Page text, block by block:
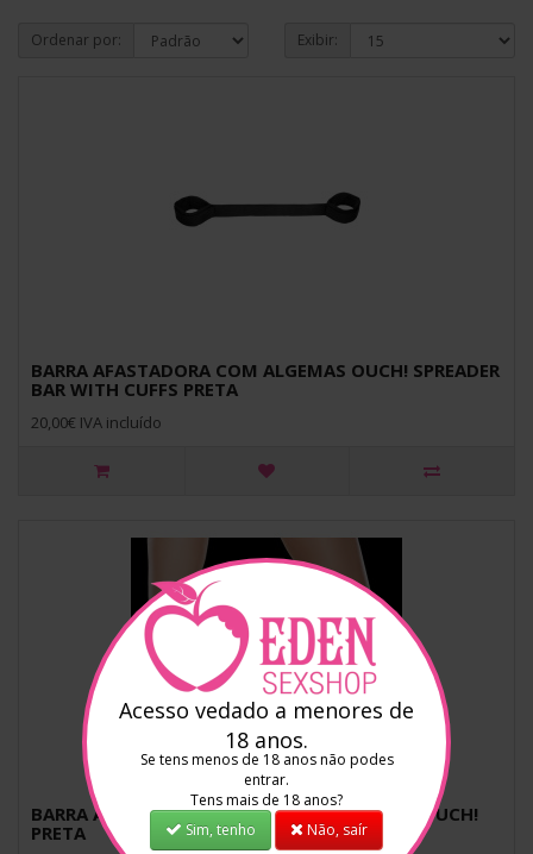
Ordenar por: Exibir:
BARRA AFASTADORA COM ALGEMAS OUCH! SPREADER
BAR WITH CUFFS PRETA
20,00€ IVA incluído
BARRA AFASTADORA LUXURY SPREADER BAR OUCH!
PRETA
Acesso vedado a menores de
18 anos.
Se tens menos de 18 anos não podes
entrar.
Tens mais de 18 anos?
Sim, tenho
Não, saír